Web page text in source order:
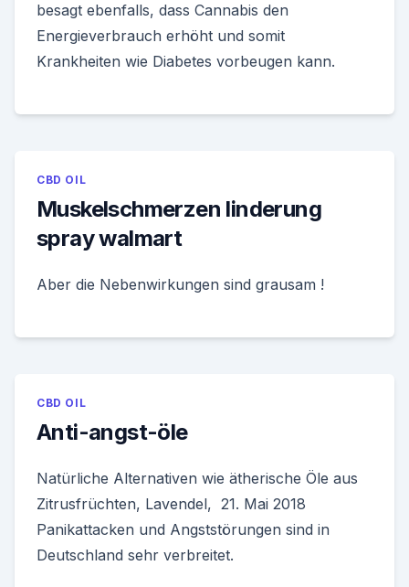
besagt ebenfalls, dass Cannabis den
Energieverbrauch erhöht und somit
Krankheiten wie Diabetes vorbeugen kann.
CBD OIL
Muskelschmerzen linderung
spray walmart
Aber die Nebenwirkungen sind grausam !
CBD OIL
Anti-angst-öle
Natürliche Alternativen wie ätherische Öle aus
Zitrusfrüchten, Lavendel, 21. Mai 2018
Panikattacken und Angststörungen sind in
Deutschland sehr verbreitet.